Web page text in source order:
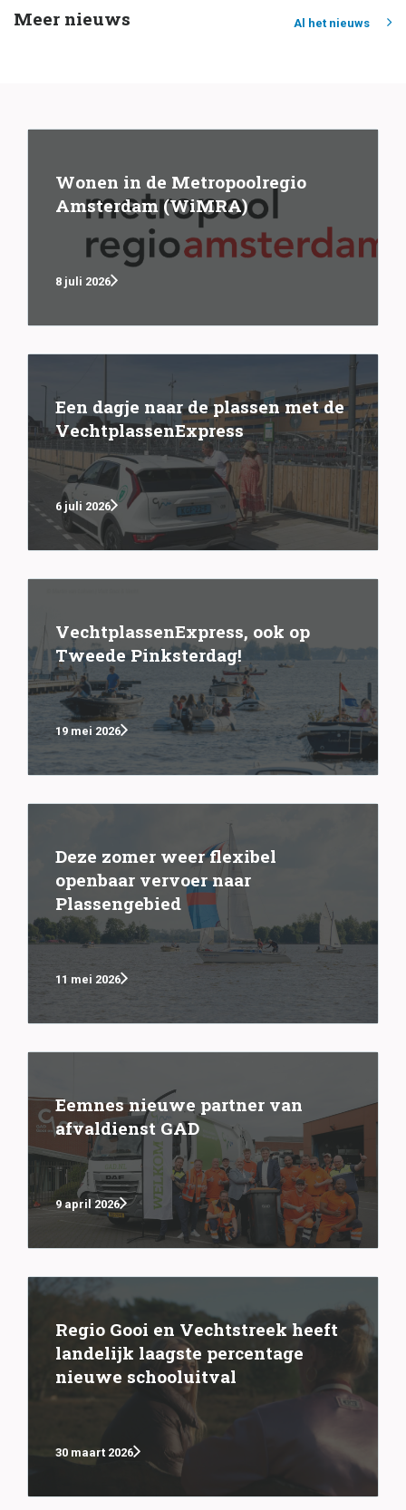
Meer nieuws Al het nieuws
Wonen in de Metropoolregio
Amsterdam (WiMRA)
8 juli 2026
Een dagje naar de plassen met de
VechtplassenExpress
6 juli 2026
VechtplassenExpress, ook op
Tweede Pinksterdag!
19 mei 2026
Deze zomer weer flexibel
openbaar vervoer naar
Plassengebied
11 mei 2026
Eemnes nieuwe partner van
afvaldienst GAD
9 april 2026
Regio Gooi en Vechtstreek heeft
landelijk laagste percentage
nieuwe schooluitval
30 maart 2026